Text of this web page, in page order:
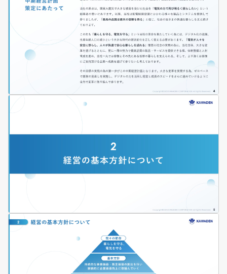
PL
CS
KPI
ハイライト・サマリー
コホートチャート
利益変動要因
収益構造
業界構造
社会課題
市場規模